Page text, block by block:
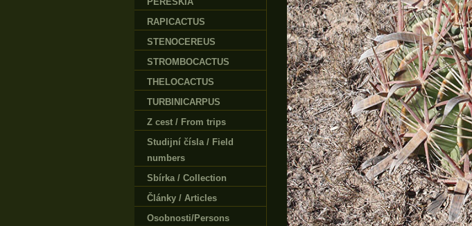
RAPICACTUS
STENOCEREUS
STROMBOCACTUS
THELOCACTUS
TURBINICARPUS
Z cest / From trips
Studijní čísla / Field
numbers
Sbírka / Collection
Články / Articles
Osobnosti/Persons